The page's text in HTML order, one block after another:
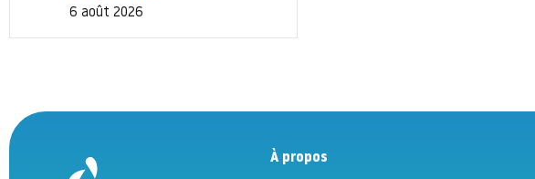
6 août 2026
À propos